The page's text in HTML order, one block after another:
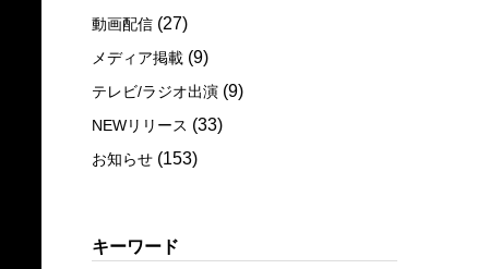
動画配信 (27)
メディア掲載 (9)
テレビ/ラジオ出演 (9)
NEWリリース (33)
お知らせ (153)
キーワード